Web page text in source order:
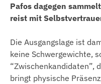
Pafos dagegen
reist mit
Die Ausgangslage ist
keine Schwergewichte,
“Zwischenkandidaten”,
bringt physische